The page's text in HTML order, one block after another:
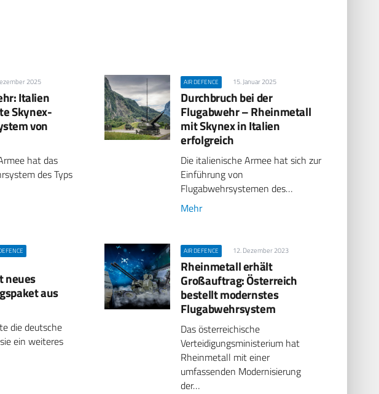
2025
Italien
Skynex-
von
hat das
des Typs
AIR DEFENCE 15. Januar 2025
Durchbruch bei der
Flugabwehr – Rheinmetall
mit Skynex in Italien
erfolgreich
Die italienische Armee hat sich zur
Einführung von
Flugabwehrsystemen des…
Mehr
neues
aus
die deutsche
ein weiteres
AIR DEFENCE 12. Dezember 2023
Rheinmetall erhält
Großauftrag: Österreich
bestellt modernstes
Flugabwehrsystem
Das österreichische
Verteidigungsministerium hat
Rheinmetall mit einer
umfassenden Modernisierung
der…